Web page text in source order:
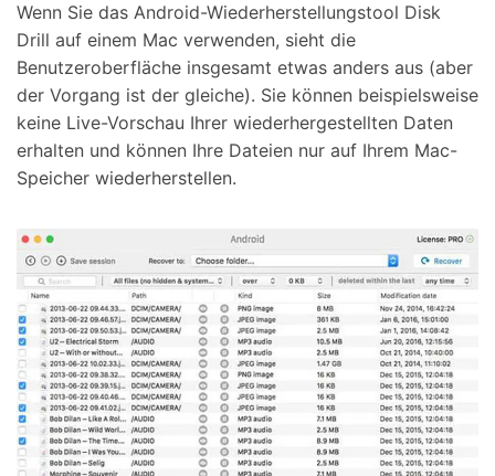
Wenn Sie das Android-Wiederherstellungstool Disk
Drill auf einem Mac verwenden, sieht die
Benutzeroberfläche insgesamt etwas anders aus (aber
der Vorgang ist der gleiche). Sie können beispielsweise
keine Live-Vorschau Ihrer wiederhergestellten Daten
erhalten und können Ihre Dateien nur auf Ihrem Mac-
Speicher wiederherstellen.